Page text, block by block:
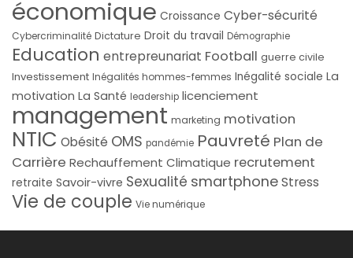
économique Croissance Cyber-sécurité
Cybercriminalité Dictature Droit du travail Démographie
Education entrepreunariat Football guerre civile
Investissement Inégalités hommes-femmes Inégalité sociale La
motivation La Santé leadership licenciement
management marketing motivation
NTIC Obésité OMS pandémie Pauvreté Plan de
Carrière Rechauffement Climatique recrutement
retraite Savoir-vivre Sexualité smartphoneStress
Vie de couple Vie numérique